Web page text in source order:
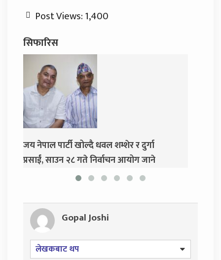
Post Views:1,400
सिफारिस
शम्शेर र दुर्गा
आयोग जाने
दुर्गा प्रसाईंलाई रिहा गर्न
Gopal Joshi
लेखकबाट थप